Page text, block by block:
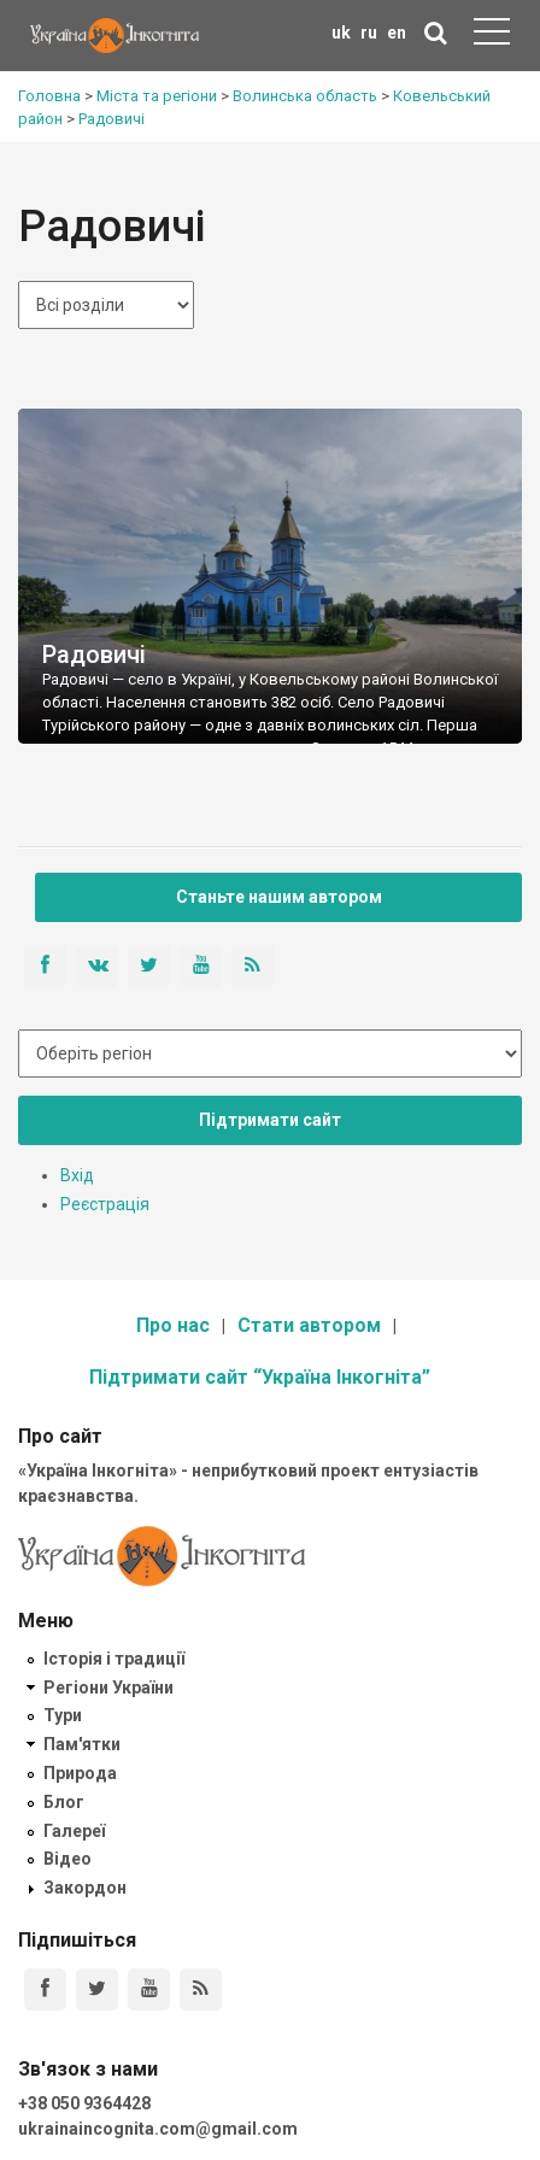
uk ru en
Головна > Міста та регіони > Волинська область > Ковельський
район > Радовичі
Радовичі
Радовичі
Радовичі — село в Україні, у Ковельському районі Волинської
області. Населення становить 382 осіб. Село Радовичі
Турійського району — одне з давніх волинських сіл. Перша
писемна згадка про село датується 8 червня 1544 року в
Станьте нашим автором
Підтримати сайт
Вхід
Реєстрація
Про нас Стати автором
Підтримати сайт “Україна Інкогніта”
Про сайт
«Україна Інкогніта» - неприбутковий проект ентузіастів
краєзнавства.
Меню
Історія і традиції
Регіони України
Тури
Пам'ятки
Природа
Блог
Галереї
Відео
Закордон
Підпишіться
Зв'язок з нами
+38 050 9364428
ukrainaincognita.com@gmail.com